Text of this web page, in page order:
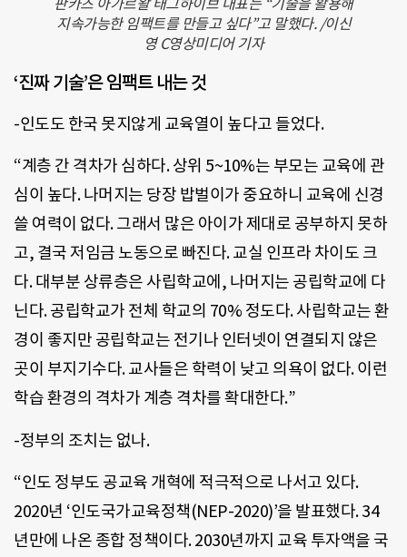
판카즈 아가르왈 태그하이브 대표는 “기술을 활용해
지속가능한 임팩트를 만들고 싶다”고 말했다. /이신
영 C영상미디어 기자
‘진짜 기술’은 임팩트 내는 것
-인도도 한국 못지않게 교육열이 높다고 들었다.
“계층 간 격차가 심하다. 상위 5~10%는 부모는 교육에 관
심이 높다. 나머지는 당장 밥벌이가 중요하니 교육에 신경
쓸 여력이 없다. 그래서 많은 아이가 제대로 공부하지 못하
고, 결국 저임금 노동으로 빠진다. 교실 인프라 차이도 크
다. 대부분 상류층은 사립학교에, 나머지는 공립학교에 다
닌다. 공립학교가 전체 학교의 70% 정도다. 사립학교는 환
경이 좋지만 공립학교는 전기나 인터넷이 연결되지 않은
곳이 부지기수다. 교사들은 학력이 낮고 의욕이 없다. 이런
학습 환경의 격차가 계층 격차를 확대한다.”
-정부의 조치는 없나.
“인도 정부도 공교육 개혁에 적극적으로 나서고 있다.
2020년 ‘인도국가교육정책(NEP-2020)’을 발표했다. 34
년만에 나온 종합 정책이다. 2030년까지 교육 투자액을 국